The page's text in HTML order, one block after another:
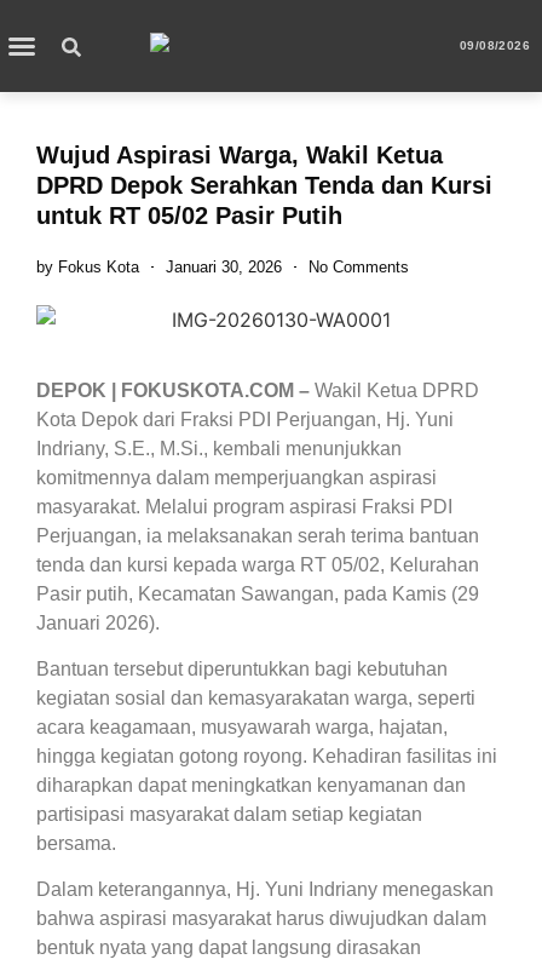
09/08/2026
Wujud Aspirasi Warga, Wakil Ketua
DPRD Depok Serahkan Tenda dan Kursi
untuk RT 05/02 Pasir Putih
by Fokus Kota Januari 30, 2026 No Comments
DEPOK | FOKUSKOTA.COM – Wakil Ketua DPRD
Kota Depok dari Fraksi PDI Perjuangan, Hj. Yuni
Indriany, S.E., M.Si., kembali menunjukkan
komitmennya dalam memperjuangkan aspirasi
masyarakat. Melalui program aspirasi Fraksi PDI
Perjuangan, ia melaksanakan serah terima bantuan
tenda dan kursi kepada warga RT 05/02, Kelurahan
Pasir putih, Kecamatan Sawangan, pada Kamis (29
Januari 2026).
Bantuan tersebut diperuntukkan bagi kebutuhan
kegiatan sosial dan kemasyarakatan warga, seperti
acara keagamaan, musyawarah warga, hajatan,
hingga kegiatan gotong royong. Kehadiran fasilitas ini
diharapkan dapat meningkatkan kenyamanan dan
partisipasi masyarakat dalam setiap kegiatan
bersama.
Dalam keterangannya, Hj. Yuni Indriany menegaskan
bahwa aspirasi masyarakat harus diwujudkan dalam
bentuk nyata yang dapat langsung dirasakan